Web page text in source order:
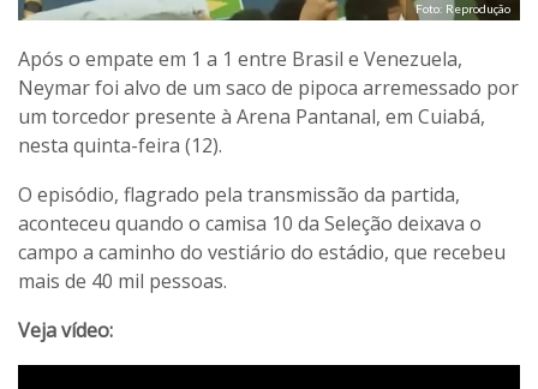
Foto: Reprodução
Após o empate em 1 a 1 entre Brasil e Venezuela,
Neymar foi alvo de um saco de pipoca arremessado por
um torcedor presente à Arena Pantanal, em Cuiabá,
nesta quinta-feira (12).
O episódio, flagrado pela transmissão da partida,
aconteceu quando o camisa 10 da Seleção deixava o
campo a caminho do vestiário do estádio, que recebeu
mais de 40 mil pessoas.
Veja vídeo: